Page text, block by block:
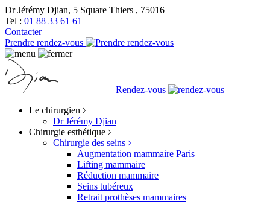
Dr Jérémy Djian, 5 Square Thiers , 75016
Tel : 01 88 33 61 61
Contacter
Prendre rendez-vous
Rendez-vous
Le chirurgien
Dr Jérémy Djian
Chirurgie esthétique
Chirurgie des seins
Augmentation mammaire Paris
Lifting mammaire
Réduction mammaire
Seins tubéreux
Retrait prothèses mammaires